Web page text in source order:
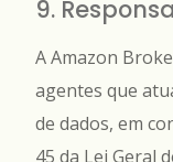
9.
A Amazon
agentes que
de dados, em
45 da Lei Geral